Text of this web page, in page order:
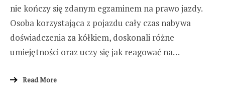
nie kończy się zdanym egzaminem na prawo jazdy.
Osoba korzystająca z pojazdu cały czas nabywa
doświadczenia za kółkiem, doskonali różne
umiejętności oraz uczy się jak reagować na…
Read More